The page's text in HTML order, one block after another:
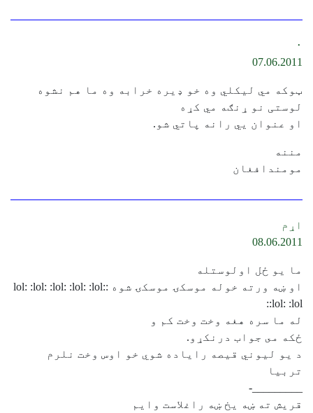
۰
07.06.2011
ټوکه مي لیکلي وه خو ډیره خرابه وه ما هم نشوه
لوستی نو ړنګه مي کړه
او عنوان يي رانه پاتي شو.
مننه
مومندافغان
اړم
08.06.2011
ما يو ځل اولوستله
او ښه ورته خوله موسکۍ موسکۍ شوه :lol: :lol: :lol: :lol: :lol:
:lol: :lol:
له ما سره هغه وخت وخت کم و
ځکه مى جواب درنكړو.
د يو ليوني قيصه راياده شوي خو اوس وخت نلرم
تربيا
_________-
قريش ته ښه يخ ښه راغلاست وايم